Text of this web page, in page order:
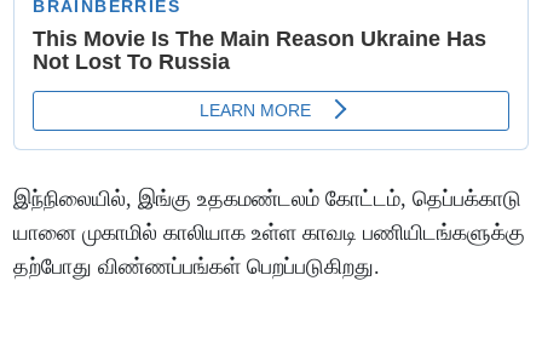
இந்நிலையில், இங்கு உதகமண்டலம் கோட்டம், தெப்பக்காடு
யானை முகாமில் காலியாக உள்ள காவடி பணியிடங்களுக்கு
தற்போது விண்ணப்பங்கள் பெறப்படுகிறது.